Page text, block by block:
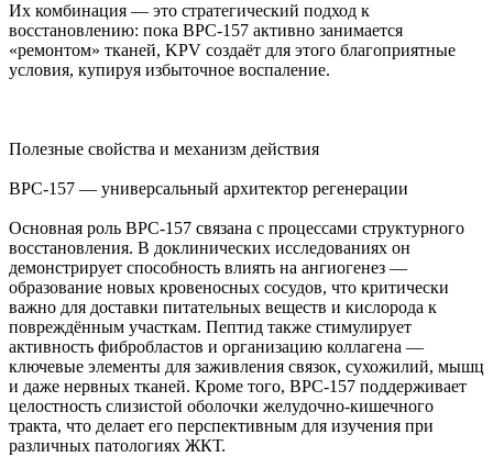
Их комбинация — это стратегический подход к
восстановлению: пока BPC-157 активно занимается
«ремонтом» тканей, KPV создаёт для этого благоприятные
условия, купируя избыточное воспаление.
Полезные свойства и механизм действия
BPC-157 — универсальный архитектор регенерации
Основная роль BPC-157 связана с процессами структурного
восстановления. В доклинических исследованиях он
демонстрирует способность влиять на ангиогенез —
образование новых кровеносных сосудов, что критически
важно для доставки питательных веществ и кислорода к
повреждённым участкам. Пептид также стимулирует
активность фибробластов и организацию коллагена —
ключевые элементы для заживления связок, сухожилий, мышц
и даже нервных тканей. Кроме того, BPC-157 поддерживает
целостность слизистой оболочки желудочно-кишечного
тракта, что делает его перспективным для изучения при
различных патологиях ЖКТ.